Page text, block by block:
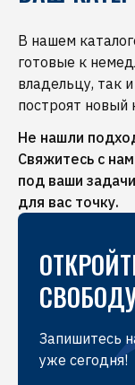
желанию
— вы сможете
комфорт и
помогут
задачи: для
спорта,
желанию
комфорт и
В нашем
готовые к
владельцу, так
построят новый
Не нашли
Свяжитесь с
под ваши
для вас точку.
Запишитесь
уже сегодня!